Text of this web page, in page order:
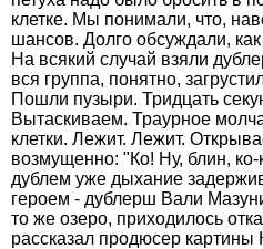
клетке. Мы понимали, что,
шансов. Долго обсуждали, как
На всякий случай взяли
вся группа, понятно,
Пошли пузыри. Тридцать
Вытаскиваем. Траурное
клетки. Лежит. Лежит.
возмущенно: "Ко! Ну, блин,
дублем уже дыхание
героем - дублерш Вали
то же озеро, приходилось
рассказал продюсер картины